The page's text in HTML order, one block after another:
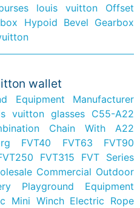
louis vuitton
Offset
Hypoid Bevel Gearbox
wallet
Equipment Manufacturer
vuitton glasses C55-A22
Chain With A22
FVT40 FVT63 FVT90
FVT315 FVT Series
Commercial Outdoor
Playground Equipment
Mini Winch Electric Rope